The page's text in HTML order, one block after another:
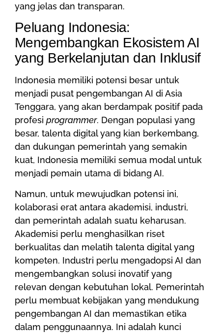
yang jelas dan transparan.
Peluang Indonesia:
Mengembangkan Ekosistem AI
yang Berkelanjutan dan Inklusif
Indonesia memiliki potensi besar untuk
menjadi pusat pengembangan AI di Asia
Tenggara, yang akan berdampak positif pada
profesi programmer. Dengan populasi yang
besar, talenta digital yang kian berkembang,
dan dukungan pemerintah yang semakin
kuat, Indonesia memiliki semua modal untuk
menjadi pemain utama di bidang AI.
Namun, untuk mewujudkan potensi ini,
kolaborasi erat antara akademisi, industri,
dan pemerintah adalah suatu keharusan.
Akademisi perlu menghasilkan riset
berkualitas dan melatih talenta digital yang
kompeten. Industri perlu mengadopsi AI dan
mengembangkan solusi inovatif yang
relevan dengan kebutuhan lokal. Pemerintah
perlu membuat kebijakan yang mendukung
pengembangan AI dan memastikan etika
dalam penggunaannya. Ini adalah kunci